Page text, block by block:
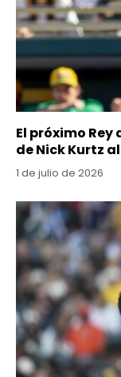
El próximo
de Nick Kurtz al
1 de julio de 2026